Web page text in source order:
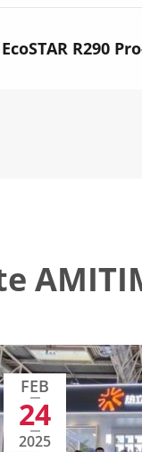
EcoSTAR R290
FEB
24
2025